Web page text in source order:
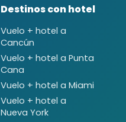
Destinos con hotel
Vuelo + hotel a
Cancún
Vuelo + hotel a Punta
Cana
Vuelo + hotel a Miami
Vuelo + hotel a
Nueva York